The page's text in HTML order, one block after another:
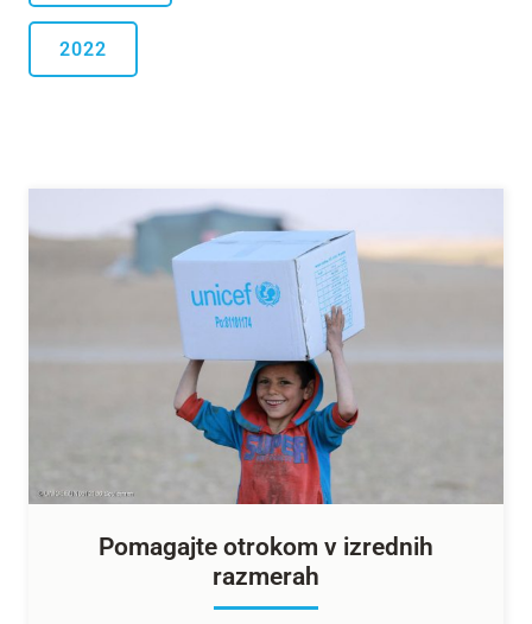
2022
Pomagajte otrokom v izrednih
razmerah